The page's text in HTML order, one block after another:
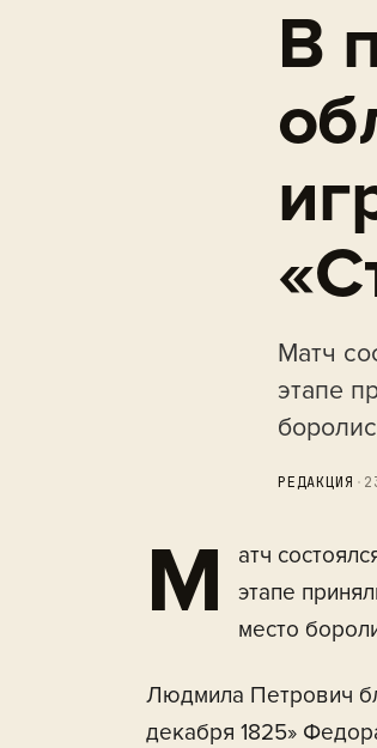
В
Матч
этапе
РЕДАКЦИЯ ·
М
атч
этапе
место
Людмила Петрович
декабря 1825»